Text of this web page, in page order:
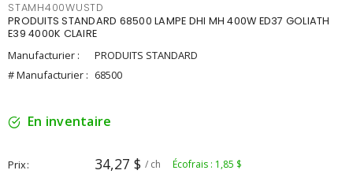
STAMH400WUSTD
PRODUITS STANDARD 68500 LAMPE DHI MH 400W ED37 GOLIATH
E39 4000K CLAIRE
Manufacturier :
PRODUITS STANDARD
# Manufacturier : 68500
En inventaire
Prix 34,27 $ / ch Écofrais : 1,85 $